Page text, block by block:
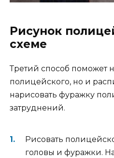
Рисунок
схеме
Третий способ поможет
полицейского, но и
нарисовать фуражку
затруднений.
Рисовать
головы и фуражки.